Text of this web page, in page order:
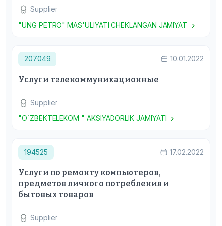
Supplier
"UNG PETRO" MAS'ULIYATI CHEKLANGAN JAMIYAT
207049 10.01.2022
Услуги телекоммуникационные
Supplier
"O`ZBEKTELEKOM " AKSIYADORLIK JAMIYATI
194525 17.02.2022
Услуги по ремонту компьютеров,
предметов личного потребления и
бытовых товаров
Supplier